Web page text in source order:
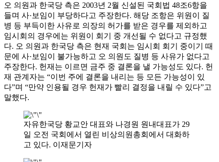
오 의원과 한국당 측은 2003년 2월 신설된 국회법 48조6항을
들며 사·보임이 부당하다고 주장한다. 해당 조항은 위원이 질
병 등 부득이한 사유로 의장의 허가를 받은 경우를 제외하고
임시회의 경우에는 위원이 회기 중 개선될 수 없다고 규정했
다. 오 의원과 한국당 측은 현재 국회는 임시회 회기 중이기 때
문에 사·보임이 불가능하고 오 의원도 질병 등 사유가 없다고
주장한다. 헌재는 이르면 금주 중 결론을 낼 가능성도 있다. 헌
재 관계자는 “이번 주에 결론을 내리는 등 모든 가능성이 있
다”며 “만약 인용될 경우 헌재가 빨리 결정을 내릴 수 있다”고
말했다.
자유한국당 황교안 대표와 나경원 원내대표가 29
일 오전 국회에서 열린 비상의원총회에서 대화하
고 있다. 이재문기자